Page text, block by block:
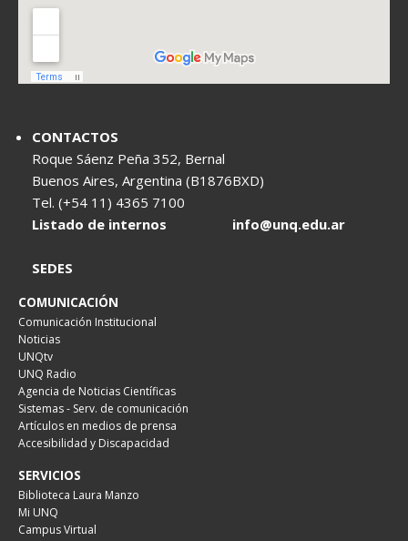
CONTACTOS
Roque Sáenz Peña 352, Bernal
Buenos Aires, Argentina (B1876BXD)
Tel. (+54 11) 4365 7100
Listado de internos
info@unq.edu.ar
SEDES
COMUNICACIÓN
Comunicación Institucional
Noticias
UNQtv
UNQ Radio
Agencia de Noticias Científicas
Sistemas - Serv. de comunicación
Artículos en medios de prensa
Accesibilidad y Discapacidad
SERVICIOS
Biblioteca Laura Manzo
Mi UNQ
Campus Virtual